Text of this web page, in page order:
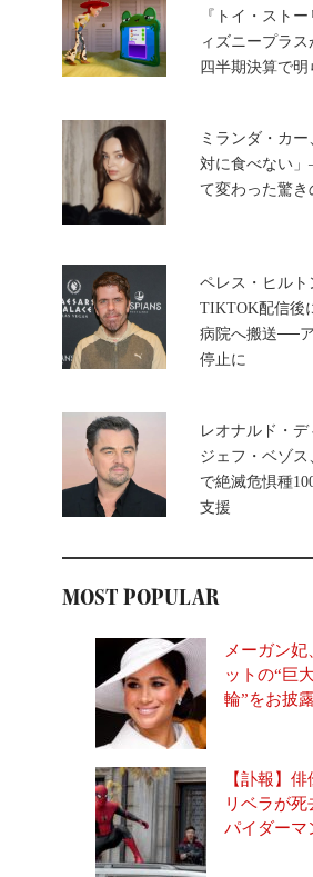
『トイ・スト
ィズニープラ
四半期決算で明
ミランダ・カ
対に食べない
て変わった驚き
ペレス・ヒル
TIKTOK配信後
病院へ搬送──
停止に
レオナルド・デ
ジェフ・ベゾス
で絶滅危惧種
支援
MOST POPULAR
メーガン妃
ットの“巨
輪”をお披
【訃報】俳
リベラが
パイダーマ